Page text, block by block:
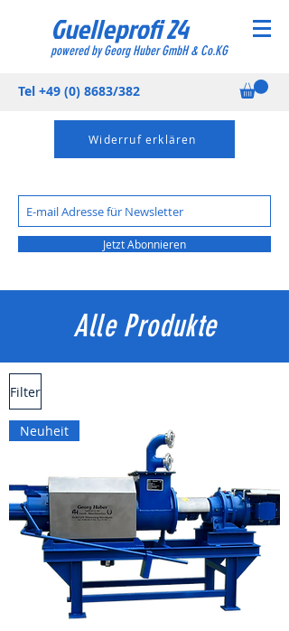
Guelleprofi 24
powered by Georg Huber GmbH & Co.KG
Tel +49 (0) 8683/382
Widerruf erklären
Jetzt Abonnieren
Alle Produkte
Filter
Neuheit